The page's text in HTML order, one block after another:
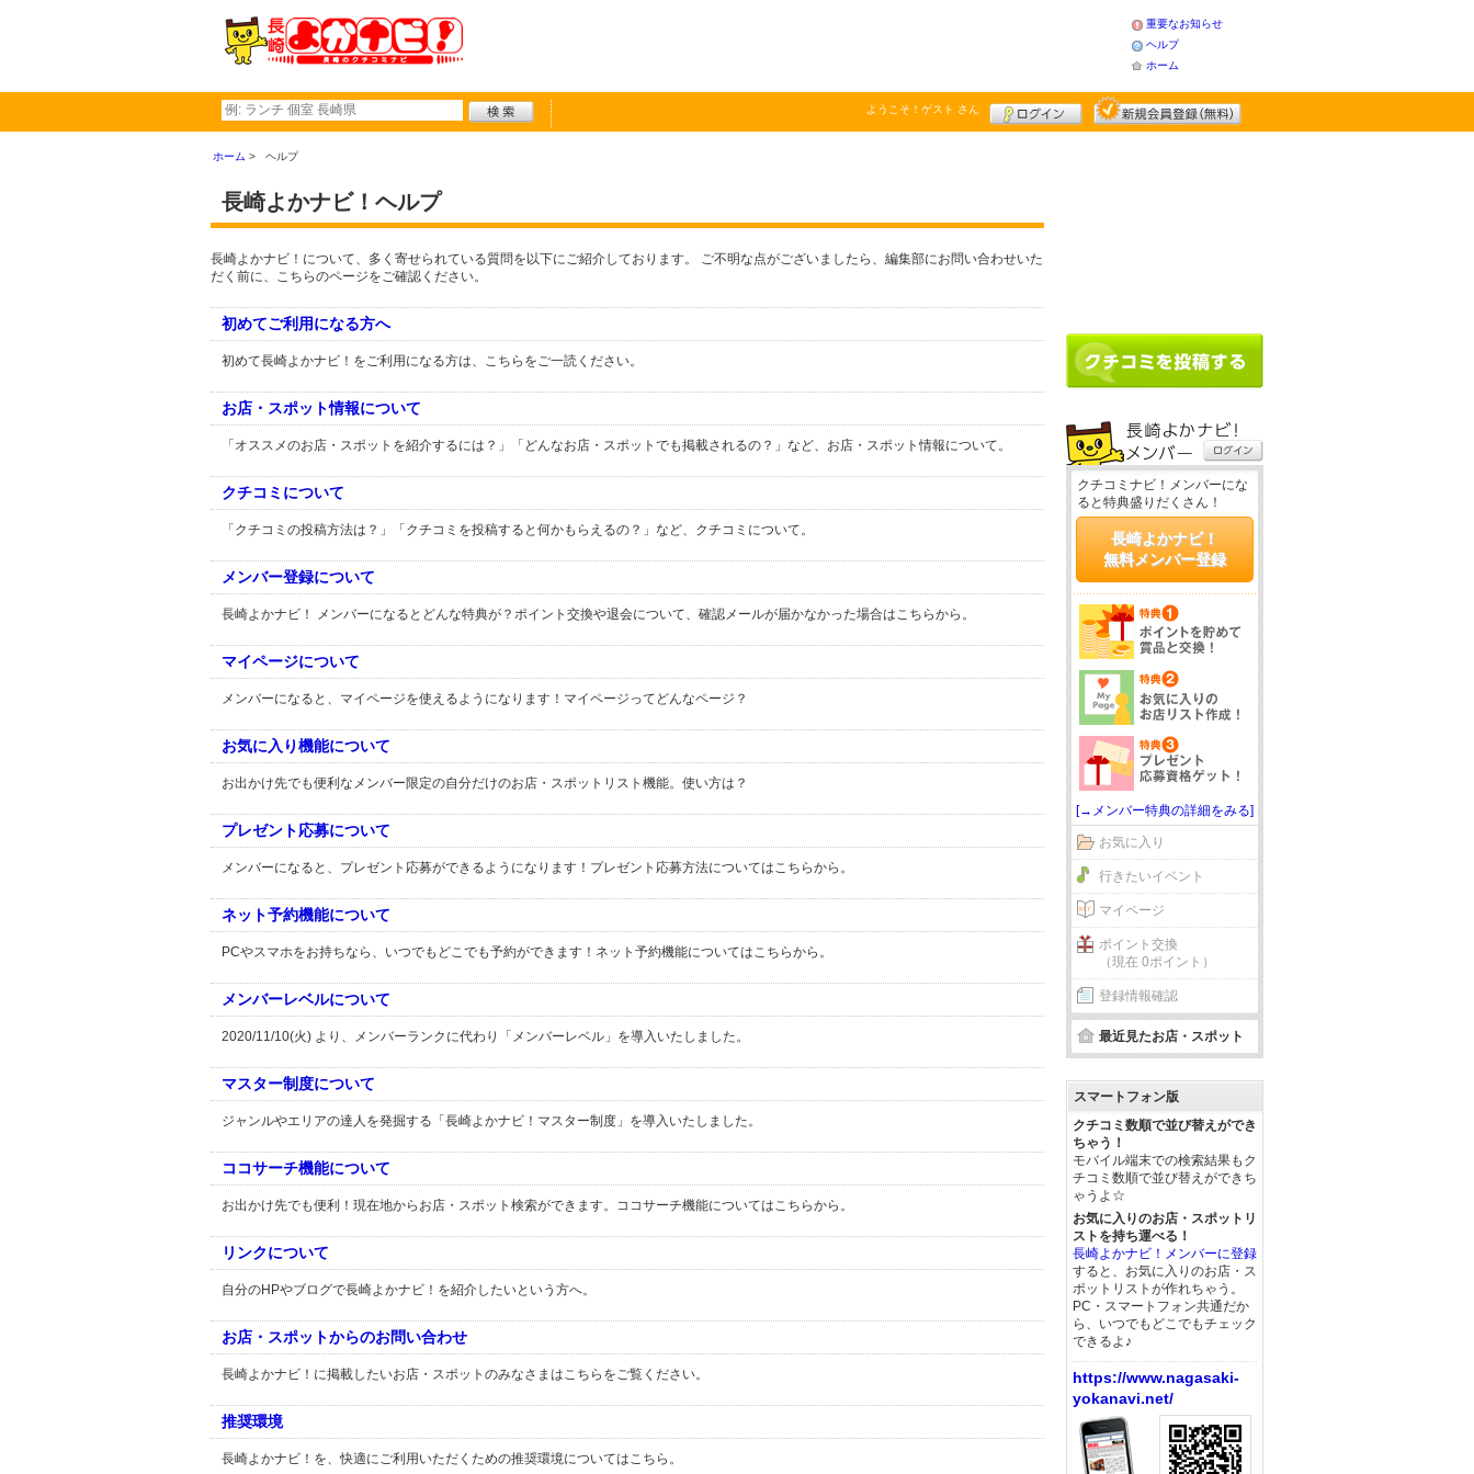
重要なお知らせ
ヘルプ
ホーム
ようこそ！ ゲスト さん
ホーム ヘルプ
長崎よかナビ！ヘルプ
長崎よかナビ！について、多く寄せられている質問を以下にご紹介しております。 ご不明な点がございましたら、編集部にお問い合わせいた
だく前に、こちらのページをご確認ください。
初めてご利用になる方へ
初めて長崎よかナビ！をご利用になる方は、こちらをご一読ください。
お店・スポット情報について
「オススメのお店・スポットを紹介するには？」「どんなお店・スポットでも掲載されるの？」など、お店・スポット情報について。
クチコミについて
「クチコミの投稿方法は？」「クチコミを投稿すると何かもらえるの？」など、クチコミについて。
メンバー登録について
長崎よかナビ！ メンバーになるとどんな特典が？ポイント交換や退会について、確認メールが届かなかった場合はこちらから。
マイページについて
メンバーになると、マイページを使えるようになります！マイページってどんなページ？
お気に入り機能について
お出かけ先でも便利なメンバー限定の自分だけのお店・スポットリスト機能。使い方は？
プレゼント応募について
メンバーになると、プレゼント応募ができるようになります！プレゼント応募方法についてはこちらから。
ネット予約機能について
PCやスマホをお持ちなら、いつでもどこでも予約ができます！ネット予約機能についてはこちらから。
メンバーレベルについて
2020/11/10(火) より、メンバーランクに代わり「メンバーレベル」を導入いたしました。
マスター制度について
ジャンルやエリアの達人を発掘する「長崎よかナビ！マスター制度」を導入いたしました。
ココサーチ機能について
お出かけ先でも便利！現在地からお店・スポット検索ができます。ココサーチ機能についてはこちらから。
リンクについて
自分のHPやブログで長崎よかナビ！を紹介したいという方へ。
お店・スポットからのお問い合わせ
長崎よかナビ！に掲載したいお店・スポットのみなさまはこちらをご覧ください。
推奨環境
長崎よかナビ！を、快適にご利用いただくための推奨環境についてはこちら。
クチコミナビ！メンバーにな
ると特典盛りだくさん！
長崎よかナビ！
無料メンバー登録
[→メンバー特典の詳細をみる]
お気に入り
行きたいイベント
マイページ
ポイント交換
（現在 0ポイント）
登録情報確認
最近見たお店・スポット
スマートフォン版
クチコミ数順で並び替えができ
ちゃう！
モバイル端末での検索結果もク
チコミ数順で並び替えができち
ゃうよ☆
お気に入りのお店・スポットリ
ストを持ち運べる！
長崎よかナビ！メンバーに登録
すると、お気に入りのお店・ス
ポットリストが作れちゃう。
PC・スマートフォン共通だか
ら、いつでもどこでもチェック
できるよ♪
https://www.nagasaki-
yokanavi.net/